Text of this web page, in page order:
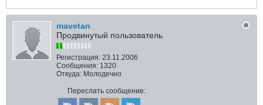
mavetan
Продвинутый пользователь
Регистрация: 23.11.2006
Сообщения: 1320
Откуда: Молодечно
Переслать сообщение: